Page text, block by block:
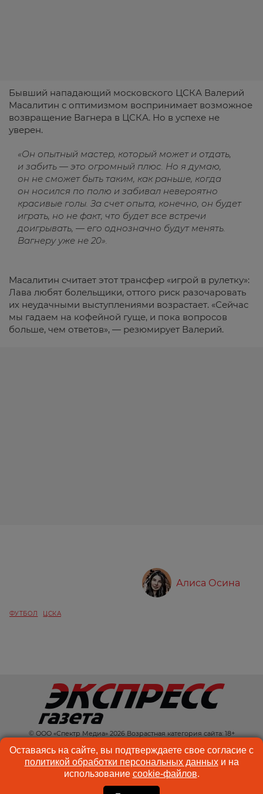
Бывший нападающий московского ЦСКА Валерий
Масалитин с оптимизмом воспринимает возможное
возвращение Вагнера в ЦСКА. Но в успехе не
уверен.
«Он опытный мастер, который может и отдать,
и забить — это огромный плюс. Но я думаю,
он не сможет быть таким, как раньше, когда
он носился по полю и забивал невероятно
красивые голы. За счет опыта, конечно, он будет
играть, но не факт, что будет все встречи
доигрывать, — его однозначно будут менять.
Вагнеру уже не 20».
Масалитин считает этот трансфер «игрой в рулетку»:
Лава любят болельщики, оттого риск разочаровать
их неудачными выступлениями возрастает. «Сейчас
мы гадаем на кофейной гуще, и пока вопросов
больше, чем ответов», — резюмирует Валерий.
Алиса Осина
ФУТБОЛ ЦСКА
© ООО «Спектр Медиа» 2026 Возрастная категория сайта: 18+
КОНТАКТЫ
РЕКЛАМА
КУКИ-ФАЙЛЫ
ПОЛЬЗОВАТЕЛЬСКОЕ
СОГЛАШЕНИЕ
Оставаясь на сайте, вы подтверждаете свое согласие с
политикой обработки персональных данныхи на
использование cookie-файлов.